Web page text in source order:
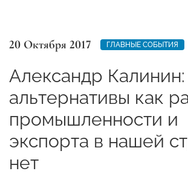
20 Октября 2017 ГЛАВНЫЕ СОБЫТИЯ
Александр
альтернативы как
промышленности и
экспорта в нашей
нет